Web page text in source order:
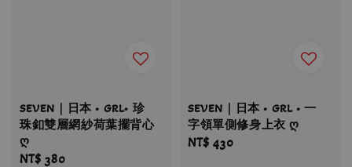
SEVEN｜日本 • GRL• 珍
珠釦雙層網紗荷葉擺背心
ღ
Regular
NT$ 380
SEVEN｜日本 • GRL • 一
字領單側修身上衣 ღ
Regular
NT$ 430